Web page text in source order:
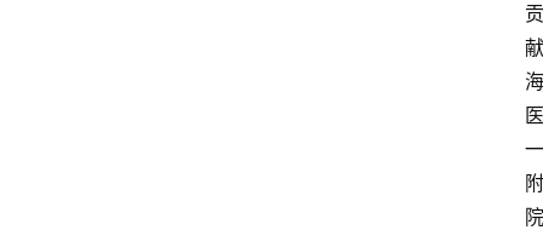
贡
献
海
医
一
附
院